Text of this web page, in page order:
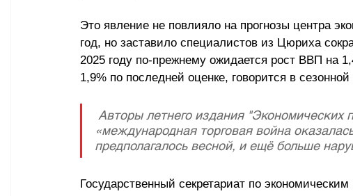
Это явление не повлияло на прогнозы центра
год, но заставило специалистов из Цюриха
2025 году по-прежнему ожидается рост ВВП на
1,9% по последней оценке, говорится в
«международная торговая война
предполагалось весной, и ещё больше
Государственный секретариат по